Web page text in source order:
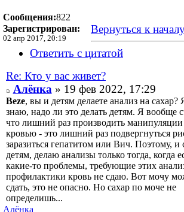
Сообщения:822
Зарегистрирован:
02 апр 2017, 20:19
Вернуться к
Ответить с цитатой
Re: Кто у вас живет?
Алёнка » 19 фев 2022, 17:29
Beze, вы и детям делаете анализ на сахар?
знаю, надо ли это делать детям. Я вообще
что лишний раз производить манипуляции
кровью - это лишний раз подвергнуться
заразиться гепатитом или Вич. Поэтому, и
детям, делаю анализы только тогда, когда
какие-то проблемы, требующие этих
профилактики кровь не сдаю. Вот мочу
сдать, это не опасно. Но сахар по моче не
определишь...
Алёнка